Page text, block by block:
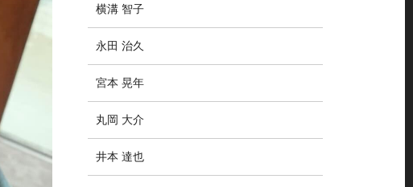
横溝 智子
永田 治久
宮本 晃年
丸岡 大介
井本 達也